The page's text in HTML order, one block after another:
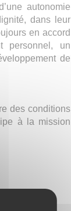
autonomie
dans leur
en accord
personnel, un
de
des conditions
à la mission